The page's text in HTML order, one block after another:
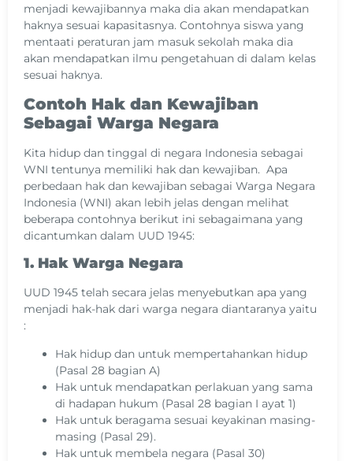
menjadi kewajibannya maka dia akan mendapatkan
haknya sesuai kapasitasnya. Contohnya siswa yang
mentaati peraturan jam masuk sekolah maka dia
akan mendapatkan ilmu pengetahuan di dalam kelas
sesuai haknya.
Contoh Hak dan Kewajiban
Sebagai Warga Negara
Kita hidup dan tinggal di negara Indonesia sebagai
WNI tentunya memiliki hak dan kewajiban. Apa
perbedaan hak dan kewajiban sebagai Warga Negara
Indonesia (WNI) akan lebih jelas dengan melihat
beberapa contohnya berikut ini sebagaimana yang
dicantumkan dalam UUD 1945:
1. Hak Warga Negara
UUD 1945 telah secara jelas menyebutkan apa yang
menjadi hak-hak dari warga negara diantaranya yaitu
:
Hak hidup dan untuk mempertahankan hidup
(Pasal 28 bagian A)
Hak untuk mendapatkan perlakuan yang sama
di hadapan hukum (Pasal 28 bagian I ayat 1)
Hak untuk beragama sesuai keyakinan masing-
masing (Pasal 29).
Hak untuk membela negara (Pasal 30)